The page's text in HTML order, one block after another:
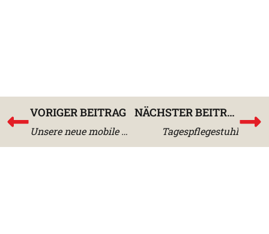
VORIGER BEITRAG
Unsere neue mobile Küche
NÄCHSTER BEITRAG
Tagespflegestuhl